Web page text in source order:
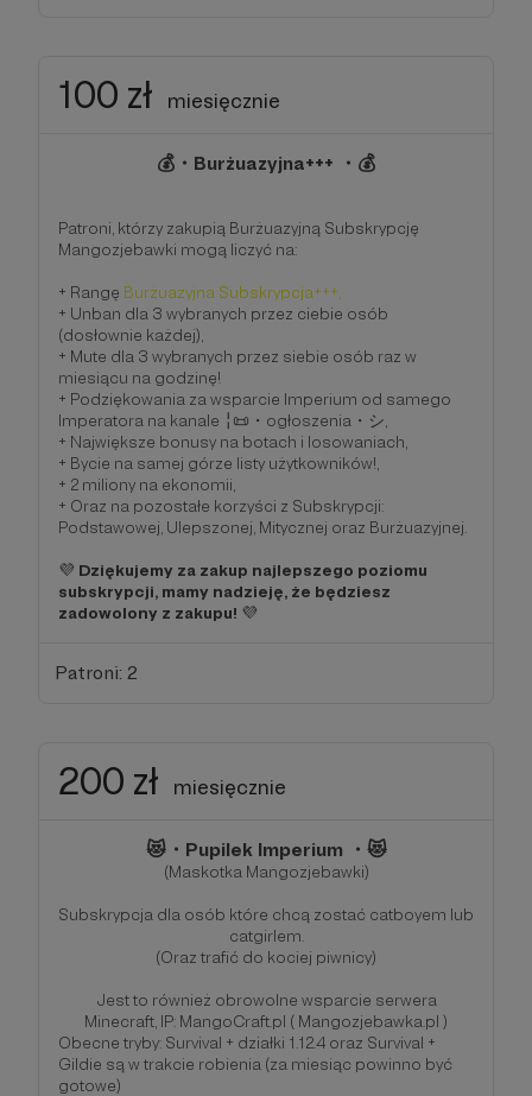
100 zł miesięcznie
💰・Burżuazyjna+++ ・💰
Patroni, którzy zakupią Burżuazyjną Subskrypcję
Mangozjebawki mogą liczyć na:
+ Rangę Burżuazyjna Subskrypcja+++,
+ Unban dla 3 wybranych przez ciebie osób
(dosłownie każdej),
+ Mute dla 3 wybranych przez siebie osób raz w
miesiącu na godzinę!
+ Podziękowania za wsparcie Imperium od samego
Imperatora na kanale ╎📜・ogłoszenia・シ,
+ Największe bonusy na botach i losowaniach,
+ Bycie na samej górze listy użytkowników!,
+ 2 miliony na ekonomii,
+ Oraz na pozostałe korzyści z Subskrypcji:
Podstawowej, Ulepszonej, Mitycznej oraz Burżuazyjnej.
💜 Dziękujemy za zakup najlepszego poziomu
subskrypcji, mamy nadzieję, że będziesz
zadowolony z zakupu! 💜
Patroni: 2
200 zł miesięcznie
😻・Pupilek Imperium ・😻
(Maskotka Mangozjebawki)
Subskrypcja dla osób które chcą zostać catboyem lub
catgirlem.
(Oraz trafić do kociej piwnicy)
Jest to również obrowolne wsparcie serwera
Minecraft, IP: MangoCraft.pl ( Mangozjebawka.pl )
Obecne tryby: Survival + działki 1.12.4 oraz Survival +
Gildie są w trakcie robienia (za miesiąc powinno być
gotowe)